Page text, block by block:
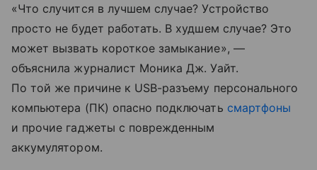
«Что случится в лучшем случае? Устройство
просто не будет работать. В худшем случае? Это
может вызвать короткое замыкание», —
объяснила журналист Моника Дж. Уайт.
По той же причине к USB-разъему персонального
компьютера (ПК) опасно подключать смартфоны
и прочие гаджеты с поврежденным
аккумулятором.